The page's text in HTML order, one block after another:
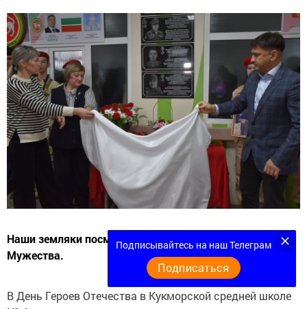
Наши земляки посмертно награждены орденом
Мужества.
В День Героев Отечества в Кукморской средней школе
Подписывайтесь на наш Телеграм
Подписаться